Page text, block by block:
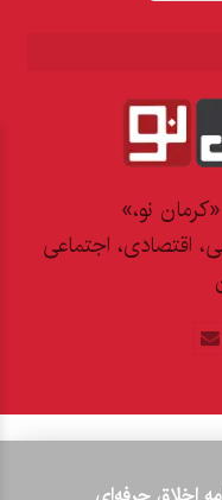
نو،»
اقتصادی، اجتماعی